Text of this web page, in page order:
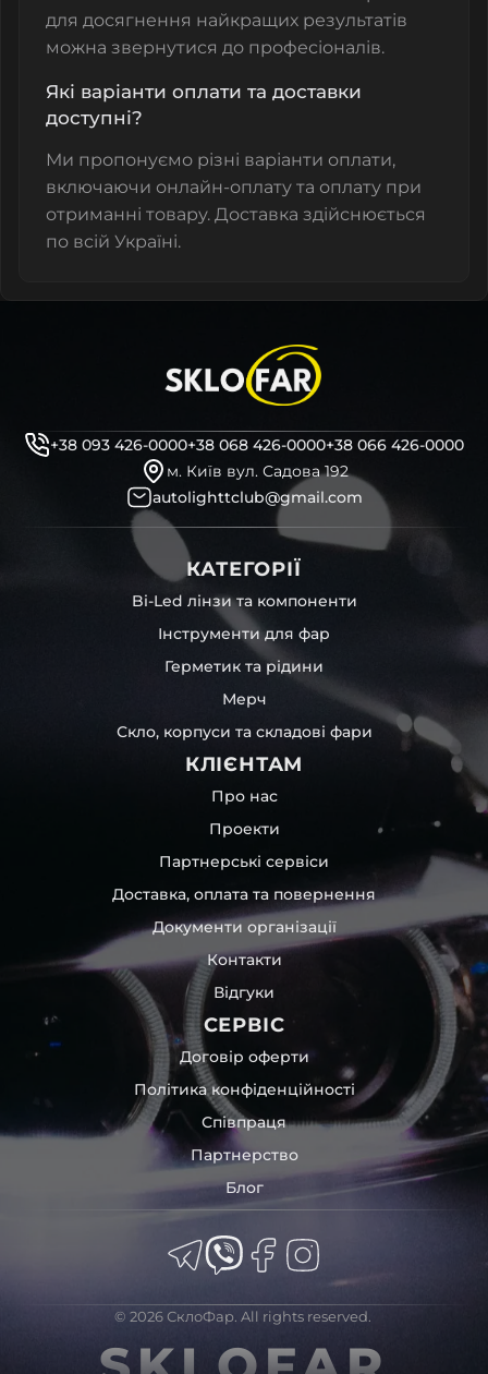
для досягнення найкращих результатів
можна звернутися до професіоналів.
Які варіанти оплати та доставки
доступні?
Ми пропонуємо різні варіанти оплати,
включаючи онлайн-оплату та оплату при
отриманні товару. Доставка здійснюється
по всій Україні.
+38 093 426-0000+38 068 426-0000+38 066 426-0000
м. Київ вул. Садова 192
autolighttclub@gmail.com
КАТЕГОРІЇ
Bi-Led лінзи та компоненти
Інструменти для фар
Герметик та рідини
Мерч
Скло, корпуси та складові фари
КЛІЄНТАМ
Про нас
Проекти
Партнерські сервіси
Доставка, оплата та повернення
Документи організації
Контакти
Відгуки
СЕРВІС
Договір оферти
Політика конфіденційності
Співпраця
Партнерство
Блог
© 2026 СклоФар. All rights reserved.